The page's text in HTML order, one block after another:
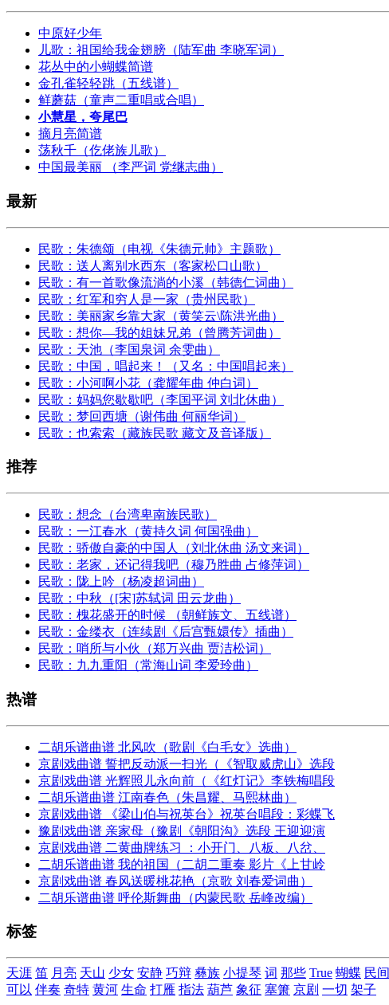
中原好少年
儿歌：祖国给我金翅膀（陆军曲 李晓军词）
花丛中的小蝴蝶简谱
金孔雀轻轻跳（五线谱）
鲜蘑菇（童声二重唱或合唱）
小慧星，夸尾巴
摘月亮简谱
荡秋千（仡佬族儿歌）
中国最美丽 （李严词 党继志曲）
最新
民歌：朱德颂（电视《朱德元帅》主题歌）
民歌：送人离别水西东（客家松口山歌）
民歌：有一首歌像流淌的小溪（韩德仁词曲）
民歌：红军和穷人是一家（贵州民歌）
民歌：美丽家乡靠大家（黄笑云\陈洪光曲）
民歌：想你—我的姐妹兄弟（曾腾芳词曲）
民歌：天池（李国泉词 余雯曲）
民歌：中国，唱起来！（又名：中国唱起来）
民歌：小河啊小花（龚耀年曲 仲白词）
民歌：妈妈您歇歇吧（李国平词 刘北休曲）
民歌：梦回西塘（谢伟曲 何丽华词）
民歌：也索索（藏族民歌 藏文及音译版）
推荐
民歌：想念（台湾卑南族民歌）
民歌：一江春水（黄持久词 何国强曲）
民歌：骄傲自豪的中国人（刘北休曲 汤文来词）
民歌：老家，还记得我吧（穆乃胜曲 占修萍词）
民歌：陇上吟（杨凌超词曲）
民歌：中秋（[宋]苏轼词 田云龙曲）
民歌：槐花盛开的时候 （朝鲜族文、五线谱）
民歌：金缕衣（连续剧《后宫甄嬛传》插曲）
民歌：哨所与小伙（郑万兴曲 贾洁松词）
民歌：九九重阳（常海山词 李爱玲曲）
热谱
二胡乐谱曲谱 北风吹（歌剧《白毛女》选曲）
京剧戏曲谱 誓把反动派一扫光（《智取威虎山》选段
京剧戏曲谱 光辉照儿永向前（《红灯记》李铁梅唱段
二胡乐谱曲谱 江南春色（朱昌耀、马熙林曲）
京剧戏曲谱 《梁山伯与祝英台》祝英台唱段：彩蝶飞
豫剧戏曲谱 亲家母（豫剧《朝阳沟》选段 王迎迎演
京剧戏曲谱 二黄曲牌练习 ：小开门、八板、八岔、
二胡乐谱曲谱 我的祖国（二胡二重奏 影片《上甘岭
京剧戏曲谱 春风送暖桃花艳（京歌 刘春爱词曲）
二胡乐谱曲谱 呼伦斯舞曲（内蒙民歌 岳峰改编）
标签
天涯 笛 月亮 天山 少女 安静 巧辩 彝族 小提琴 词 那些 True 蝴蝶 民间
可以 伴奏 奇特 黄河 生命 打雁 指法 葫芦 象征 塞箫 京剧 一切 架子